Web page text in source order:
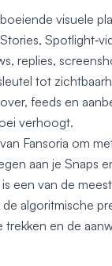
visuele
replies,
tot
feeds en
verhoogt.
Fansoria om
aan je Snaps
een van de
algoritmische
en de